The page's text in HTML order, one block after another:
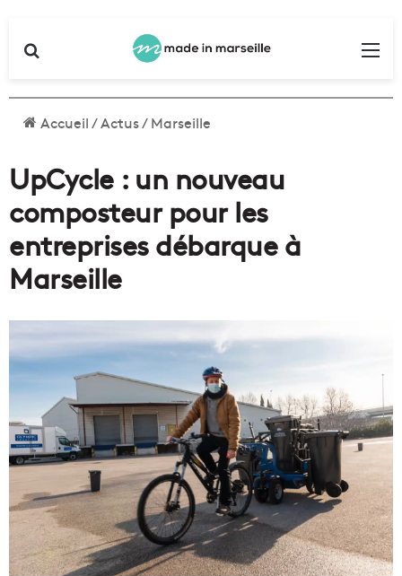
Accueil/Actus/Marseille
UpCycle : un nouveau
composteur pour les
entreprises débarque à
Marseille